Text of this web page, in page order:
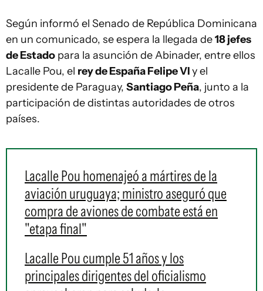
Según informó el Senado de República Dominicana
en un comunicado, se espera la llegada de18 jefes
de Estado para la asunción de Abinader, entre ellos
Lacalle Pou, el rey de España Felipe VIy el
presidente de Paraguay, Santiago Peña, junto a la
participación de distintas autoridades de otros
países.
Lacalle Pou homenajeó a mártires de la
aviación uruguaya; ministro aseguró que
compra de aviones de combate está en
"etapa final"
Lacalle Pou cumple 51 años y los
principales dirigentes del oficialismo